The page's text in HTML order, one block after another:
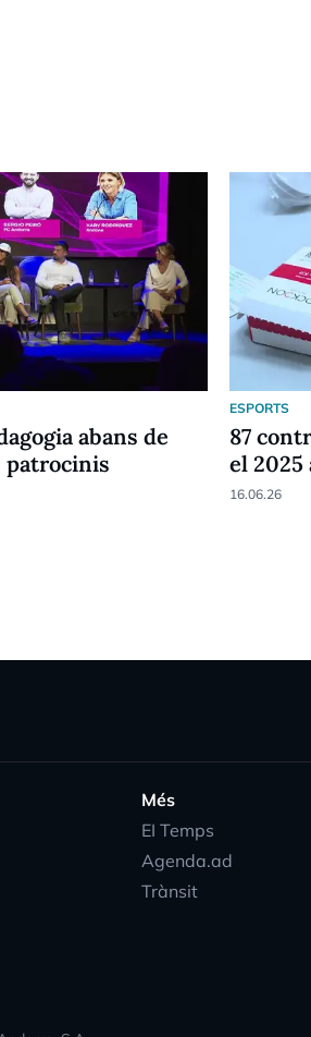
abans de
patrocinis
ESPORTS
87
el
16.06.26
Més
EI Temps
Agenda.ad
Trànsit